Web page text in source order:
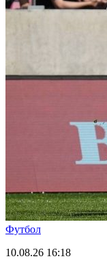
Футбол
10.08.26 16:18